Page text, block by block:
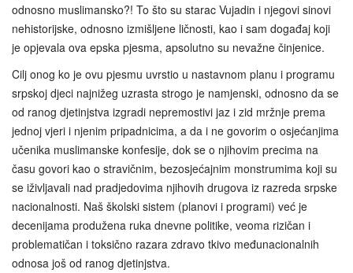
odnosno muslimansko?! To što su starac Vujadin i njegovi sinovi
nehistorijske, odnosno izmišljene ličnosti, kao i sam događaj koji
je opjevala ova epska pjesma, apsolutno su nevažne činjenice.
Cilj onog ko je ovu pjesmu uvrstio u nastavnom planu i programu
srpskoj djeci najnižeg uzrasta strogo je namjenski, odnosno da se
od ranog djetinjstva izgradi nepremostivi jaz i zid mržnje prema
jednoj vjeri i njenim pripadnicima, a da i ne govorim o osjećanjima
učenika muslimanske konfesije, dok se o njihovim precima na
času govori kao o stravičnim, bezosjećajnim monstrumima koji su
se iživljavali nad pradjedovima njihovih drugova iz razreda srpske
nacionalnosti. Naš školski sistem (planovi i programi) već je
decenijama produžena ruka dnevne politike, veoma rizičan i
problematičan i toksično razara zdravo tkivo međunacionalnih
odnosa još od ranog djetinjstva.